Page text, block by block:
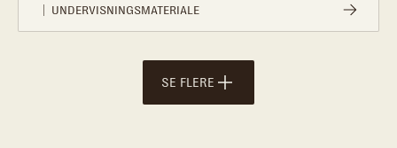
UNDERVISNINGSMATERIALE
SE FLERE